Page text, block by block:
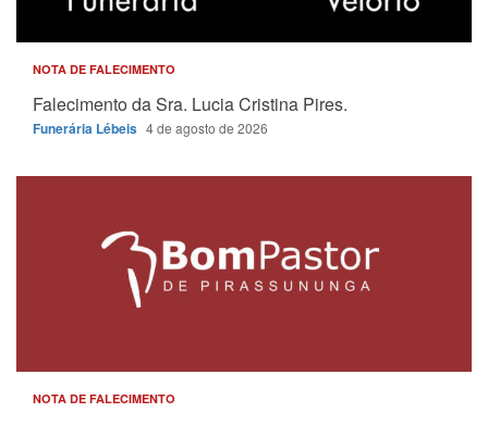
NOTA DE FALECIMENTO
Falecimento da Sra. Lucia Cristina Pires.
Funerária Lébeis 4 de agosto de 2026
NOTA DE FALECIMENTO